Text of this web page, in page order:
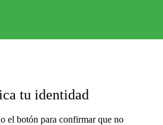
tu identidad
el botón para confirmar que no